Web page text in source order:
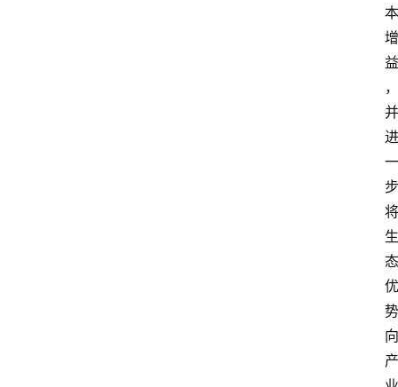
本
增
益
，
并
进
一
步
将
生
态
优
势
向
产